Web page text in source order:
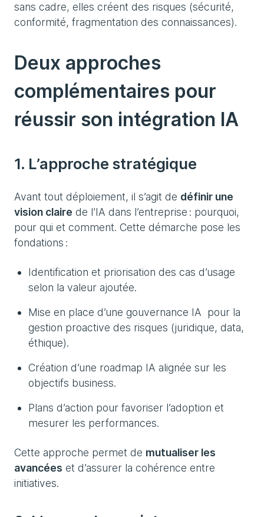
sans cadre, elles créent des risques (sécurité,
conformité, fragmentation des connaissances).
Deux approches
complémentaires pour
réussir son intégration IA
1. L’approche stratégique
Avant tout déploiement, il s’agit de définir une
vision claire de l’IA dans l’entreprise : pourquoi,
pour qui et comment. Cette démarche pose les
fondations :
Identification et priorisation des cas d’usage
selon la valeur ajoutée.
Mise en place d’une gouvernance IA pour la
gestion proactive des risques (juridique, data,
éthique).
Création d’une roadmap IA alignée sur les
objectifs business.
Plans d’action pour favoriser l’adoption et
mesurer les performances.
Cette approche permet de mutualiser les
avancées et d’assurer la cohérence entre
initiatives.